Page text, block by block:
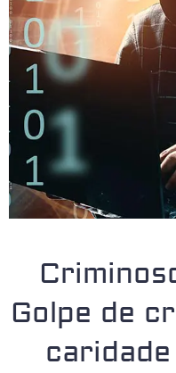
Golpe de